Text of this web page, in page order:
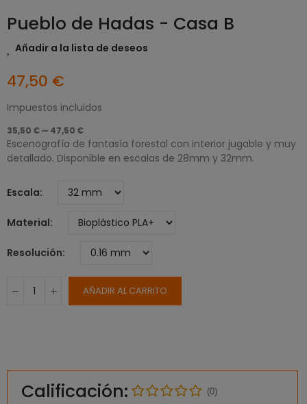
Pueblo de Hadas - Casa B
Añadir a la lista de deseos
47,50 €
Impuestos incluidos
35,50 € — 47,50 €
Escenografía de fantasía forestal con interior jugable y muy
detallado. Disponible en escalas de 28mm y 32mm.
Escala
Material
Resolución
AÑADIR AL CARRITO
Calificación: (0)